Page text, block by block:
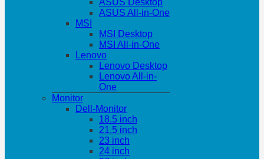
ASUS Desktop
ASUS All-in-One
MSI
MSI Desktop
MSI All-in-One
Lenovo
Lenovo Desktop
Lenovo All-in-
One
Monitor
Dell-Monitor
18.5 inch
21.5 inch
23 inch
24 inch